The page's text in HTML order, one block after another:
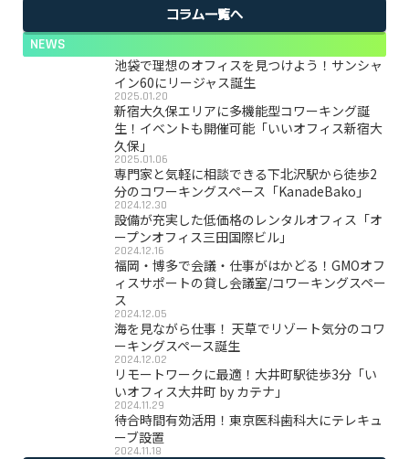
コラム一覧へ
NEWS
池袋で理想のオフィスを見つけよう！サンシャ
イン60にリージャス誕生
2025.01.20
新宿大久保エリアに多機能型コワーキング誕
生！イベントも開催可能「いいオフィス新宿大
久保」
2025.01.06
専門家と気軽に相談できる下北沢駅から徒歩2
分のコワーキングスペース「KanadeBako」
2024.12.30
設備が充実した低価格のレンタルオフィス「オ
ープンオフィス三田国際ビル」
2024.12.16
福岡・博多で会議・仕事がはかどる！GMOオフ
ィスサポートの貸し会議室/コワーキングスペー
ス
2024.12.05
海を見ながら仕事！ 天草でリゾート気分のコワ
ーキングスペース誕生
2024.12.02
リモートワークに最適！大井町駅徒歩3分「い
いオフィス大井町 by カテナ」
2024.11.29
待合時間有効活用！東京医科歯科大にテレキュ
ーブ設置
2024.11.18